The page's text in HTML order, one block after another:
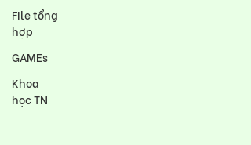
FIle tổng
hợp
GAMEs
Khoa
học TN